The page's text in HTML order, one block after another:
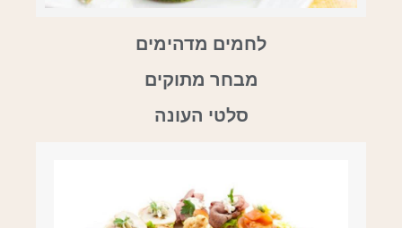
לחמים מדהימים
מבחר מתוקים
סלטי העונה